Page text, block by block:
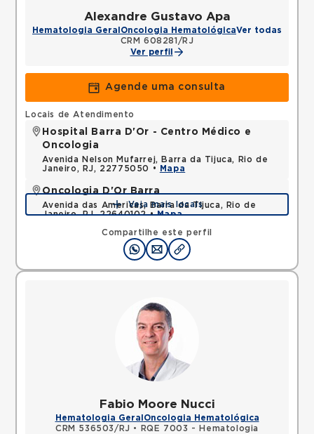
Alexandre Gustavo Apa
Hematologia Geral Oncologia HematológicaVer todas
CRM 608281/RJ
Ver perfil
Agende uma consulta
Compartilhe este perfil
Locais de Atendimento
Hospital Barra D'Or - Centro Médico e
Oncologia
Avenida Nelson Mufarrej, Barra da Tijuca, Rio de
Janeiro, RJ, 22775050 •
Mapa
Oncologia D'Or Barra
Avenida das Americas, Barra da Tijuca, Rio de
Janeiro, RJ, 22640102 •Mapa
Veja mais locais
Fabio Moore Nucci
Hematologia Geral Oncologia Hematológica
CRM 536503/RJ • RQE 7003 - Hematologia